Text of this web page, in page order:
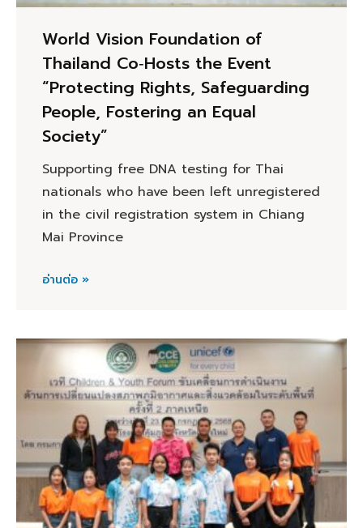
World Vision Foundation of
Thailand Co‑Hosts the Event
“Protecting Rights, Safeguarding
People, Fostering an Equal
Society”
Supporting free DNA testing for Thai
nationals who have been left unregistered
in the civil registration system in Chiang
Mai Province
อ่านต่อ »